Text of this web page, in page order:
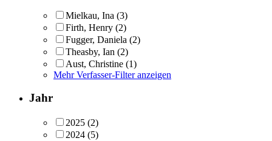
Mielkau, Ina (3)
Firth, Henry (2)
Fugger, Daniela (2)
Theasby, Ian (2)
Aust, Christine (1)
Mehr Verfasser-Filter anzeigen
Jahr
2025 (2)
2024 (5)